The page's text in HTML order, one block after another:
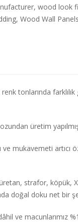
, wood look
, Wood Wall Panels
tonlarında
üretim
mukavemeti artıcı
strafor, köpük,
doğal doku net bir
ve macunlarımız